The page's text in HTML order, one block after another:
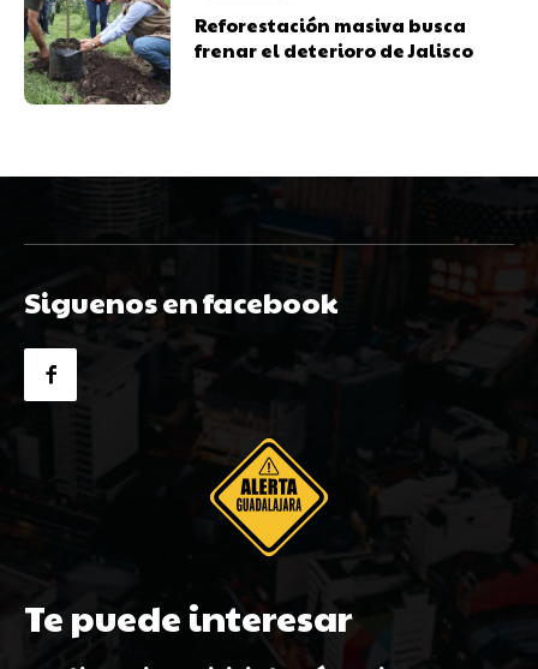
Reforestación masiva busca
frenar el deterioro de Jalisco
Siguenos en facebook
Te puede interesar